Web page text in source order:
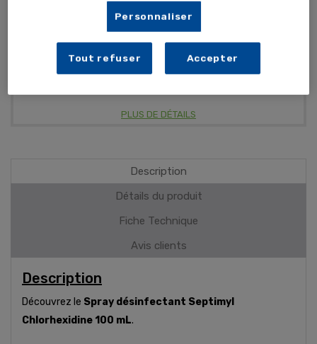
Ne pique pas
Non irritant
PLUS DE DÉTAILS
Description
Détails du produit
Fiche Technique
Avis clients
Description
Découvrez le Spray désinfectant Septimyl
Chlorhexidine 100 mL.
Personnaliser
Tout refuser Accepter